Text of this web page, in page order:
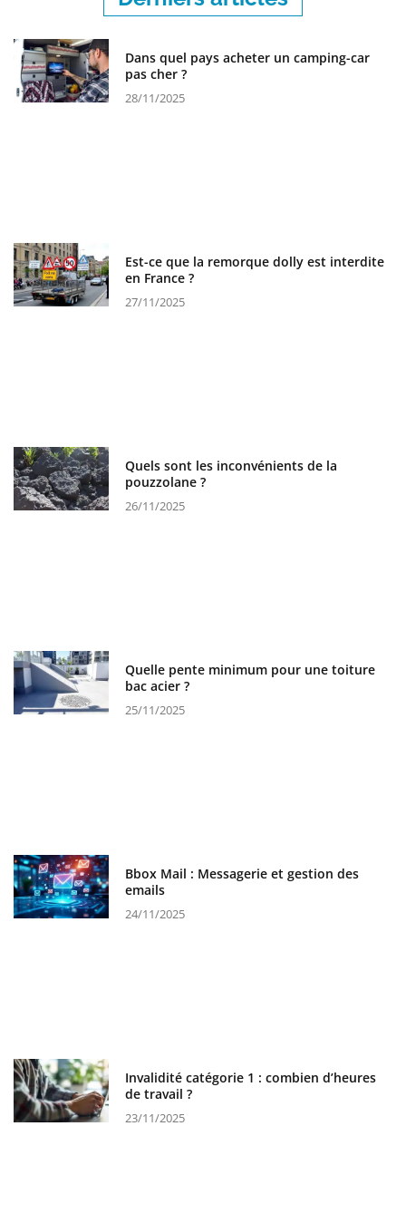
Dans quel pays acheter un camping-car
pas cher ?
28/11/2025
Est-ce que la remorque dolly est interdite
en France ?
27/11/2025
Quels sont les inconvénients de la
pouzzolane ?
26/11/2025
Quelle pente minimum pour une toiture
bac acier ?
25/11/2025
Bbox Mail : Messagerie et gestion des
emails
24/11/2025
Invalidité catégorie 1 : combien d’heures
de travail ?
23/11/2025